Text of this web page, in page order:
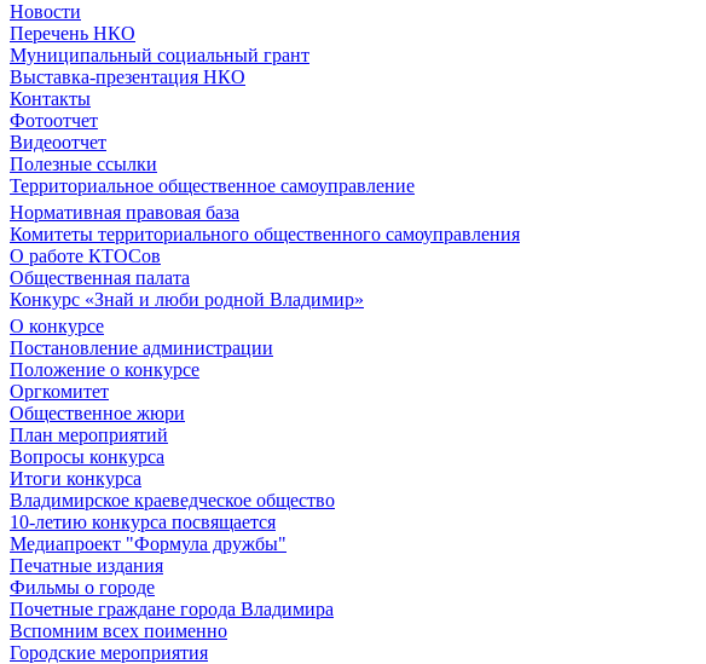
Новости
Перечень НКО
Муниципальный социальный грант
Выставка-презентация НКО
Контакты
Фотоотчет
Видеоотчет
Полезные ссылки
Территориальное общественное самоуправление
Нормативная правовая база
Комитеты территориального общественного самоуправления
О работе КТОСов
Общественная палата
Конкурс «Знай и люби родной Владимир»
О конкурсе
Постановление администрации
Положение о конкурсе
Оргкомитет
Общественное жюри
План мероприятий
Вопросы конкурса
Итоги конкурса
Владимирское краеведческое общество
10-летию конкурса посвящается
Медиапроект "Формула дружбы"
Печатные издания
Фильмы о городе
Почетные граждане города Владимира
Вспомним всех поименно
Городские мероприятия